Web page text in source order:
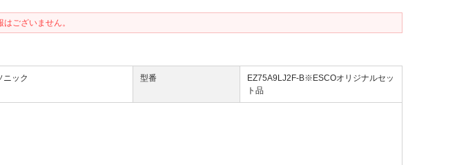
ございません。
ニック 型番
EZ75A9LJ2F-B※ESCOオリジナルセッ
ト品